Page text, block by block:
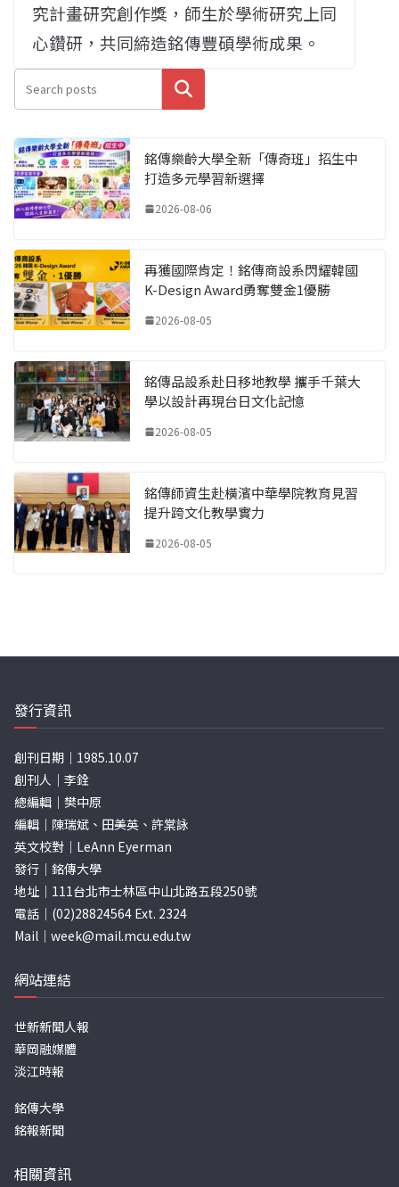
究計畫研究創作獎，師生於學術研究上同
心鑽研，共同締造銘傳豐碩學術成果。
搜尋
銘傳樂齡大學全新「傳奇班」招生中
打造多元學習新選擇
2026-08-06
再獲國際肯定！銘傳商設系閃耀韓國
K-Design Award勇奪雙金1優勝
2026-08-05
銘傳品設系赴日移地教學 攜手千葉大
學以設計再現台日文化記憶
2026-08-05
銘傳師資生赴橫濱中華學院教育見習
提升跨文化教學實力
2026-08-05
發行資訊
創刊日期｜1985.10.07
創刊人｜李銓
總編輯｜樊中原
編輯｜陳瑞斌、田美英、許棠詠
英文校對｜LeAnn Eyerman
發行｜銘傳大學
地址｜111台北市士林區中山北路五段250號
電話｜(02)28824564 Ext. 2324
Mail｜ week@mail.mcu.edu.tw
網站連結
世新新聞人報
華岡融媒體
淡江時報
銘傳大學
銘報新聞
相關資訊